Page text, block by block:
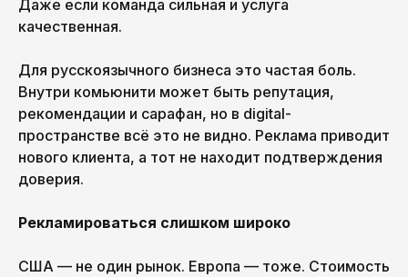
Даже если команда сильная и услуга
качественная.
Для русскоязычного бизнеса это частая боль.
Внутри комьюнити может быть репутация,
рекомендации и сарафан, но в digital-
пространстве всё это не видно. Реклама приводит
нового клиента, а тот не находит подтверждения
доверия.
Рекламироваться слишком широко
США — не один рынок. Европа — тоже. Стоимость